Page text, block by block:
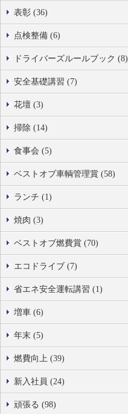
表彰 (36)
点検整備 (6)
ドライバーズルールブック (8)
安全基礎講習 (7)
花壇 (3)
掃除 (14)
食事会 (5)
ベストオブ車輌管理賞 (58)
ランチ (1)
焼肉 (3)
ベストオブ燃費賞 (70)
エコドライブ (7)
省エネ安全運転講習 (1)
増車 (6)
年末 (5)
燃費向上 (39)
新入社員 (24)
頑張る (98)